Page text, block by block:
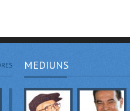
MEDIUNS